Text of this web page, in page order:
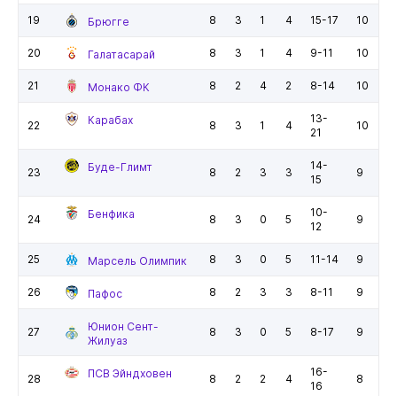
19 Брюгге 8 3 1 4 15-17 10
20 Галатасарай 8 3 1 4 9-11 10
21 Монако ФК 8 2 4 2 8-14 10
22 Карабах 8 3 1 4
13-
21
10
23 Буде-Глимт 8 2 3 3
14-
15
9
24 Бенфика 8 3 0 5
10-
12
9
25 Марсель Олимпик 8 3 0 5 11-14 9
26 Пафос 8 2 3 3 8-11 9
27
Юнион Сент-
Жилуаз
8 3 0 5 8-17 9
28 ПСВ Эйндховен 8 2 2 4
16-
16
8